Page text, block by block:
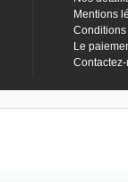
Mentions
Le